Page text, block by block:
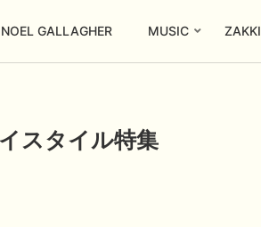
NOEL GALLAGHER MUSIC ZAKKI
スタイル特集